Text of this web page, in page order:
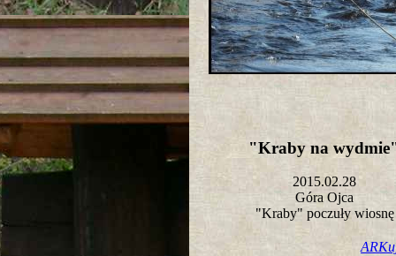
"Kraby na
2015.02.28
Góra Ojca
"Kraby" poczuły